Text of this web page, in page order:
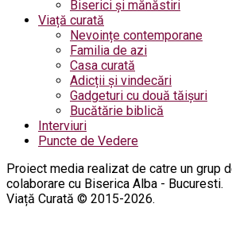
Biserici și mănăstiri
Viață curată
Nevoințe contemporane
Familia de azi
Casa curată
Adicții și vindecări
Gadgeturi cu două tăișuri
Bucătărie biblică
Interviuri
Puncte de Vedere
Proiect media realizat de catre un grup
colaborare cu Biserica Alba - Bucuresti.
Viață Curată © 2015-2026.